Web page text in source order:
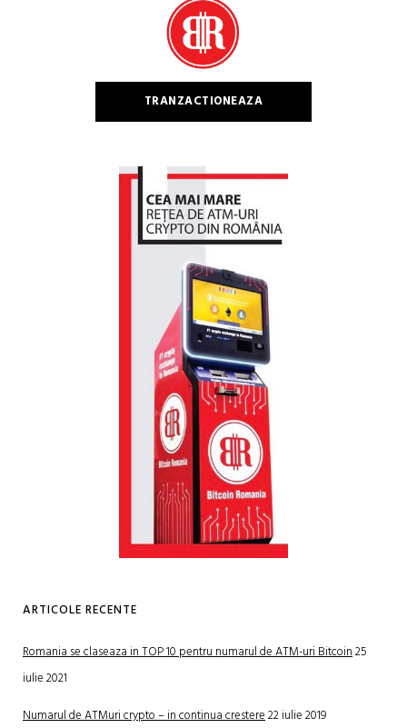
TRANZACTIONEAZA
ARTICOLE RECENTE
Romania se claseaza in TOP 10 pentru numarul de ATM-uri Bitcoin25
iulie 2021
Numarul de ATMuri crypto – in continua crestere22 iulie 2019